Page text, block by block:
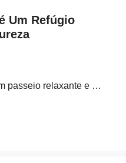
Um Refúgio
passeio relaxante e …